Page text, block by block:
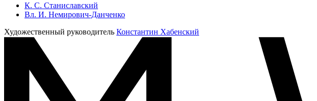
К. С. Станиславский
Вл. И. Немирович-Данченко
Художественный руководитель Константин Хабенский